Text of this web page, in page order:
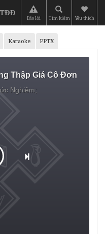
Báo lỗi Tìm kiếm Yêu thích
Karaoke PPTX
Thập Giá Cô Đơn
Nghiêm;